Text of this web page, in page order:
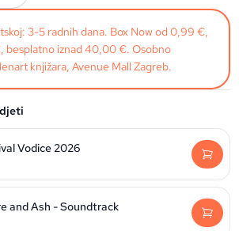
3-5 radnih dana. Box Now od 0,99 €,
besplatno iznad 40,00 €. Osobno
knjižara, Avenue Mall Zagreb.
Vodice 2026
and Ash - Soundtrack